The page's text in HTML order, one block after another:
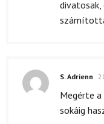
divatosak,
S. Adrienn
Megérte a
sokáig